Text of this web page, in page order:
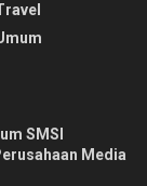
SMSI
Media